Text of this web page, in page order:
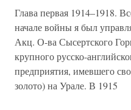
Глава первая 1914–1918.
начале войны я был
Акц. О-ва Сысертского
крупного русско-
предприятия, имевшего
золото) на Урале. В 1915